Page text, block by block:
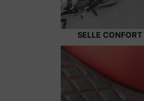
SELLE CONFORT